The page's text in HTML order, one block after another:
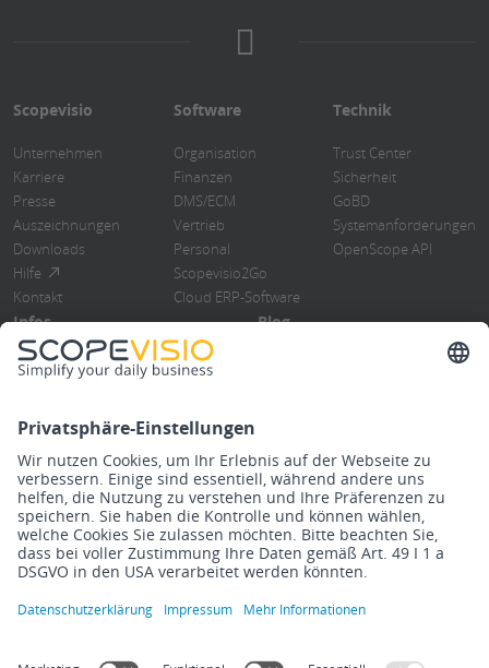
Scopevisio
Unternehmen
Karriere
Presse
Auszeichnungen
Downloads
Hilfe
Kontakt
Software
Organisation
Finanzen
DMS/ECM
Vertrieb
Personal
Scopevisio2Go
Cloud ERP-Software
Technik
Trust Center
Sicherheit
GoBD
Systemanforderungen
OpenScope API
Infos
Blog
Steuerberater
Know How
Release Notes
Blog
DMS/Rebu
Finanzbuchhaltung
ImpressumDatenschutzerklärungRechtlichesCookies